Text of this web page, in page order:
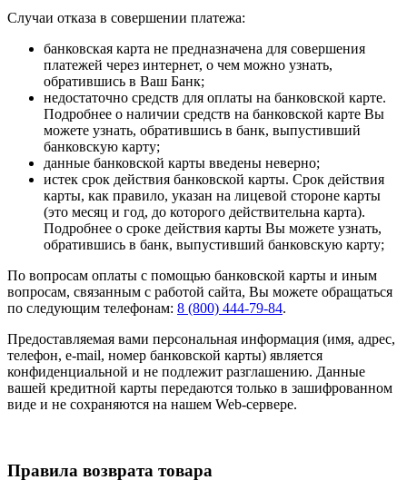
Случаи отказа в совершении платежа:
банковская карта не предназначена для совершения
платежей через интернет, о чем можно узнать,
обратившись в Ваш Банк;
недостаточно средств для оплаты на банковской карте.
Подробнее о наличии средств на банковской карте Вы
можете узнать, обратившись в банк, выпустивший
банковскую карту;
данные банковской карты введены неверно;
истек срок действия банковской карты. Срок действия
карты, как правило, указан на лицевой стороне карты
(это месяц и год, до которого действительна карта).
Подробнее о сроке действия карты Вы можете узнать,
обратившись в банк, выпустивший банковскую карту;
По вопросам оплаты с помощью банковской карты и иным
вопросам, связанным с работой сайта, Вы можете обращаться
по следующим телефонам: 8 (800) 444-79-84.
Предоставляемая вами персональная информация (имя, адрес,
телефон, e-mail, номер банковской карты) является
конфиденциальной и не подлежит разглашению. Данные
вашей кредитной карты передаются только в зашифрованном
виде и не сохраняются на нашем Web-сервере.
Правила возврата товара